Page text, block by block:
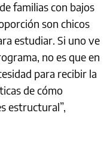
familias con bajos
son chicos
estudiar. Si uno ve
no es que en
para recibir la
de cómo
estructural”,